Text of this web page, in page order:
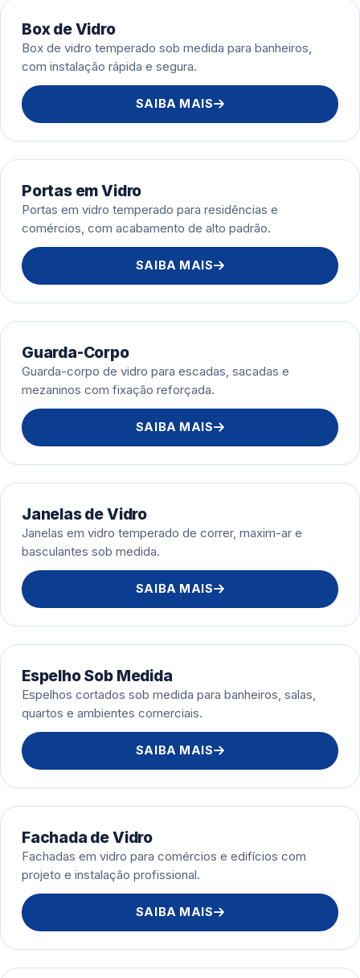
Box de Vidro
Box de vidro temperado sob medida para banheiros,
com instalação rápida e segura.
SAIBA MAIS
Portas em Vidro
Portas em vidro temperado para residências e
comércios, com acabamento de alto padrão.
SAIBA MAIS
Guarda-Corpo
Guarda-corpo de vidro para escadas, sacadas e
mezaninos com fixação reforçada.
SAIBA MAIS
Janelas de Vidro
Janelas em vidro temperado de correr, maxim-ar e
basculantes sob medida.
SAIBA MAIS
Espelho Sob Medida
Espelhos cortados sob medida para banheiros, salas,
quartos e ambientes comerciais.
SAIBA MAIS
Fachada de Vidro
Fachadas em vidro para comércios e edifícios com
projeto e instalação profissional.
SAIBA MAIS